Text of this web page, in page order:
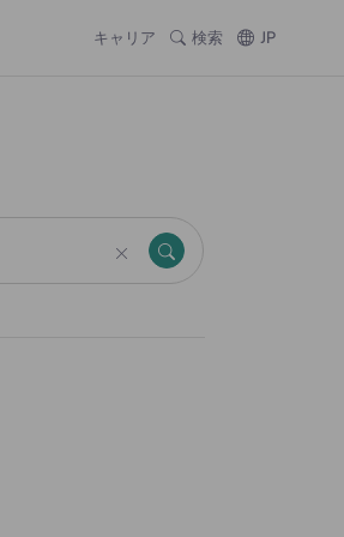
キャリア 検索 JP